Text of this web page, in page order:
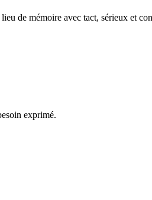
de mémoire avec tact, sérieux et
exprimé.